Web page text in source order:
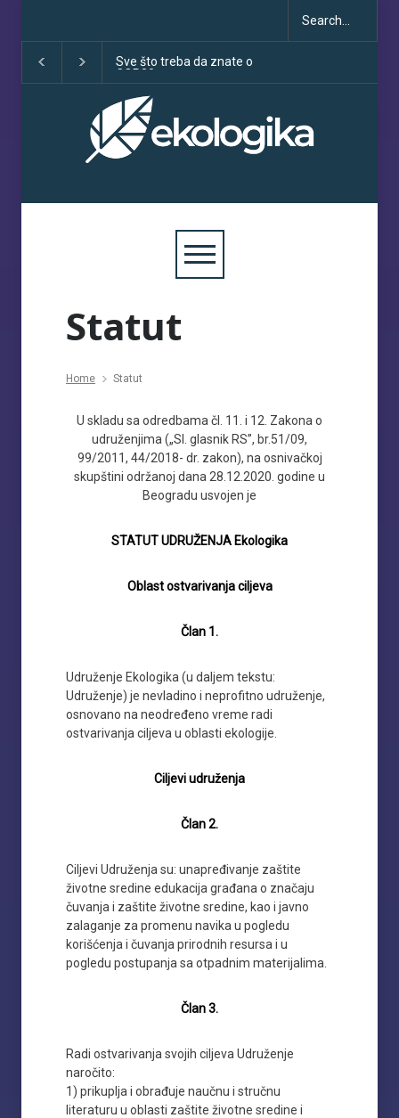
Sve što treba da znate o
COP30
Statut
Home Statut
U skladu sa odredbama čl. 11. i 12. Zakona o
udruženjima („Sl. glasnik RS”, br.51/09,
99/2011, 44/2018- dr. zakon), na osnivačkoj
skupštini održanoj dana 28.12.2020. godine u
Beogradu usvojen je
STATUT UDRUŽENJA Ekologika
Oblast ostvarivanja ciljeva
Član 1.
Udruženje Ekologika (u daljem tekstu:
Udruženje) je nevladino i neprofitno udruženje,
osnovano na neodređeno vreme radi
ostvarivanja ciljeva u oblasti ekologije.
Ciljevi udruženja
Član 2.
Ciljevi Udruženja su: unapređivanje zaštite
životne sredine edukacija građana o značaju
čuvanja i zaštite životne sredine, kao i javno
zalaganje za promenu navika u pogledu
korišćenja i čuvanja prirodnih resursa i u
pogledu postupanja sa otpadnim materijalima.
Član 3.
Radi ostvarivanja svojih ciljeva Udruženje
naročito:
1) prikuplja i obrađuje naučnu i stručnu
literaturu u oblasti zaštite životne sredine i